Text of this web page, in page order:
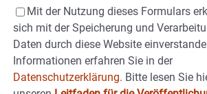
Mit der Nutzung dieses Formulars
sich mit der Speicherung und
Daten durch diese Website
Informationen erfahren Sie in der
Datenschutzerklärung. Bitte lesen Sie